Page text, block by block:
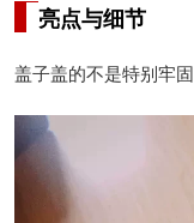
亮点与细节
盖子盖的不是特别牢固